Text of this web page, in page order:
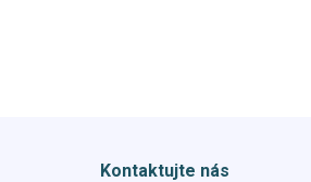
Kontaktujte nás